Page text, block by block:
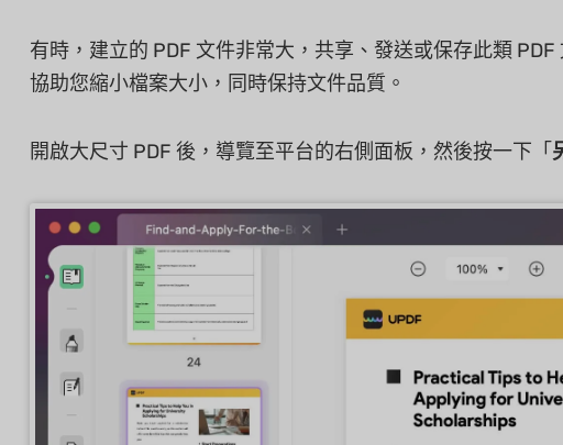
有時，建立的 PDF 文件非常大，共享、發送或保存此類
協助您縮小檔案大小，同時保持文件品質。
開啟大尺寸 PDF 後，導覽至平台的右側面板，然後按一下「